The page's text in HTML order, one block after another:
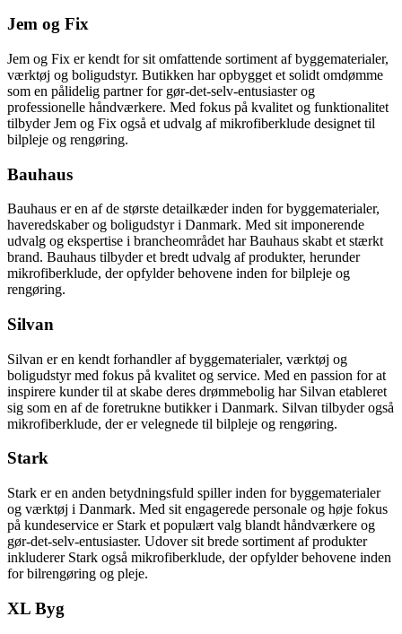
Jem og Fix
Jem og Fix er kendt for sit omfattende sortiment af byggematerialer,
værktøj og boligudstyr. Butikken har opbygget et solidt omdømme
som en pålidelig partner for gør-det-selv-entusiaster og
professionelle håndværkere. Med fokus på kvalitet og funktionalitet
tilbyder Jem og Fix også et udvalg af mikrofiberklude designet til
bilpleje og rengøring.
Bauhaus
Bauhaus er en af de største detailkæder inden for byggematerialer,
haveredskaber og boligudstyr i Danmark. Med sit imponerende
udvalg og ekspertise i brancheområdet har Bauhaus skabt et stærkt
brand. Bauhaus tilbyder et bredt udvalg af produkter, herunder
mikrofiberklude, der opfylder behovene inden for bilpleje og
rengøring.
Silvan
Silvan er en kendt forhandler af byggematerialer, værktøj og
boligudstyr med fokus på kvalitet og service. Med en passion for at
inspirere kunder til at skabe deres drømmebolig har Silvan etableret
sig som en af de foretrukne butikker i Danmark. Silvan tilbyder også
mikrofiberklude, der er velegnede til bilpleje og rengøring.
Stark
Stark er en anden betydningsfuld spiller inden for byggematerialer
og værktøj i Danmark. Med sit engagerede personale og høje fokus
på kundeservice er Stark et populært valg blandt håndværkere og
gør-det-selv-entusiaster. Udover sit brede sortiment af produkter
inkluderer Stark også mikrofiberklude, der opfylder behovene inden
for bilrengøring og pleje.
XL Byg